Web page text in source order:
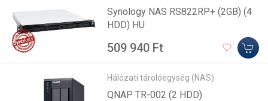
Synology NAS RS822RP+ (2GB) (4
HDD) HU
509 940 Ft
Hálózati tárolóegység (NAS)
QNAP TR-002 (2 HDD)